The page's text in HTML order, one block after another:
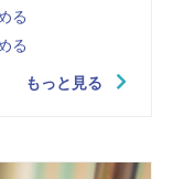
る
る
もっと見る